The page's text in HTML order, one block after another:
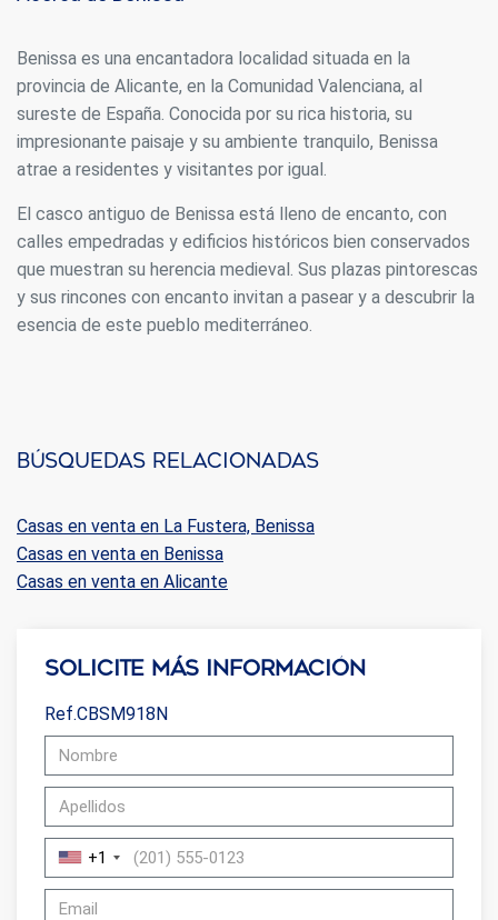
Benissa es una encantadora localidad situada en la
provincia de Alicante, en la Comunidad Valenciana, al
sureste de España. Conocida por su rica historia, su
impresionante paisaje y su ambiente tranquilo, Benissa
atrae a residentes y visitantes por igual.
El casco antiguo de Benissa está lleno de encanto, con
calles empedradas y edificios históricos bien conservados
que muestran su herencia medieval. Sus plazas pintorescas
y sus rincones con encanto invitan a pasear y a descubrir la
esencia de este pueblo mediterráneo.
Búsquedas relacionadas
Casas en venta en La Fustera, Benissa
Casas en venta en Benissa
Casas en venta en Alicante
Solicite más información
Ref.CBSM918N
+1